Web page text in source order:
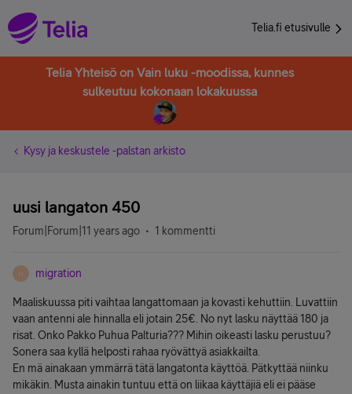
Telia.fi etusivulle
Telia Yhteisö on Vain luku -moodissa, kunnes
sulkeutuu kokonaan lokakuussa
Kysy ja keskustele -palstan arkisto
uusi langaton 450
Forum|Forum|11 years ago 1 kommentti
M migration
Maaliskuussa piti vaihtaa langattomaan ja kovasti kehuttiin. Luvattiin
vaan antenni ale hinnalla eli jotain 25€. No nyt lasku näyttää 180 ja
risat. Onko Pakko Puhua Palturia??? Mihin oikeasti lasku perustuu?
Sonera saa kyllä helposti rahaa ryövättyä asiakkailta.
En mä ainakaan ymmärrä tätä langatonta käyttöä. Pätkyttää niinku
mikäkin. Musta ainakin tuntuu että on liikaa käyttäjiä eli ei pääse